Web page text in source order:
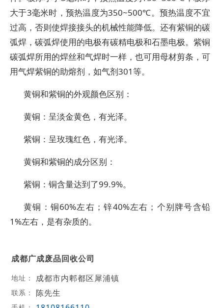
大于3毫米时，预热温度为350~500℃。预热温度不宜
过高，否则使焊接接头的机械性能降低。还有紫铜的碳
弧焊，碳弧焊使用的电极有碳精电极和石墨电极。紫铜
碳弧焊所用的焊丝和气焊时一样，也可用母材剪条，可
用气焊紫铜的助熔剂，如气剂301等。
黄铜和紫铜的外观颜色区别：
黄铜：呈淡金黄色，有光泽。
紫铜：呈玫瑰红色，有光泽。
黄铜和紫铜的成分区别：
紫铜：铜含量达到了99.9%。
黄铜：铜60%左右；锌40%左右；个别牌号含铅
1%左右，是有杂质的。
成都广成废品回收公司
地址： 成都市内郫都区犀浦镇
联系： 陈先生